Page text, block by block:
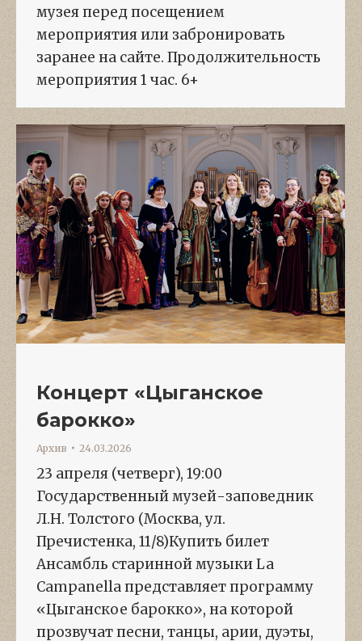
музея перед посещением
мероприятия или забронировать
заранее на сайте. Продолжительность
мероприятия 1 час. 6+
Концерт «Цыганское
барокко»
Архив 24.03.2026
23 апреля (четверг), 19:00
Государственный музей-заповедник
Л.Н. Толстого (Москва, ул.
Пречистенка, 11/8)Купить билет
Ансамбль старинной музыки La
Сampanella представляет программу
«Цыганское барокко», на которой
прозвучат песни, танцы, арии, дуэты,